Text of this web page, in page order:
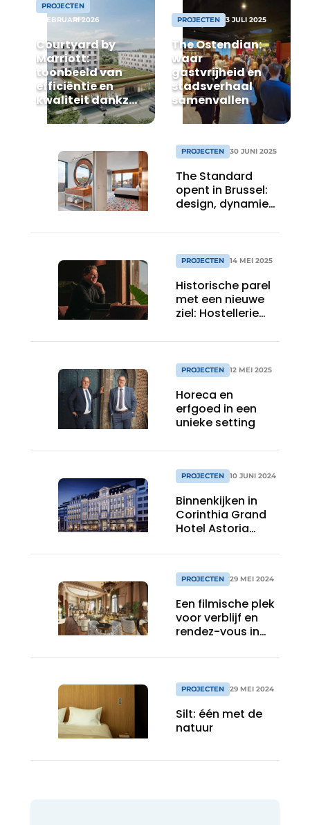
Housekeeping
PROJECTEN
6 FEBRUARI 2026
Courtyard by
Marriott:
toonbeeld van
efficiëntie en
kwaliteit dankzij
coördinatie
PROJECTEN 3 JULI 2025
The Ostendian:
waar
gastvrijheid en
stadsverhaal
samenvallen
PROJECTEN 30 JUNI 2025
The Standard
opent in Brussel:
design, dynamiek
PROJECTEN 14 MEI 2025
Historische parel
met een nieuwe
ziel: Hostellerie
herleeft
PROJECTEN 12 MEI 2025
Horeca en
erfgoed in een
unieke setting
PROJECTEN 10 JUNI 2024
Binnenkijken in
Corinthia Grand
Hotel Astoria
voormalige Hotel
Astoria
PROJECTEN 29 MEI 2024
Een filmische plek
voor verblijf en
rendez-vous in
Brussel
PROJECTEN 29 MEI 2024
Silt: één met de
natuur